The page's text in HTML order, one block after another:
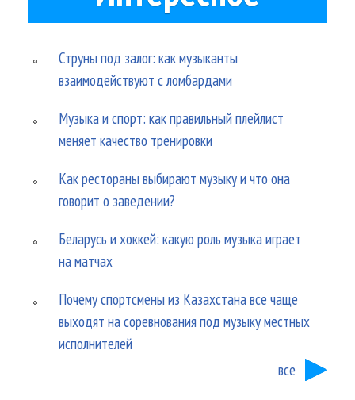
Струны под залог: как музыканты
взаимодействуют с ломбардами
Музыка и спорт: как правильный плейлист
меняет качество тренировки
Как рестораны выбирают музыку и что она
говорит о заведении?
Беларусь и хоккей: какую роль музыка играет
на матчах
Почему спортсмены из Казахстана все чаще
выходят на соревнования под музыку местных
исполнителей
все